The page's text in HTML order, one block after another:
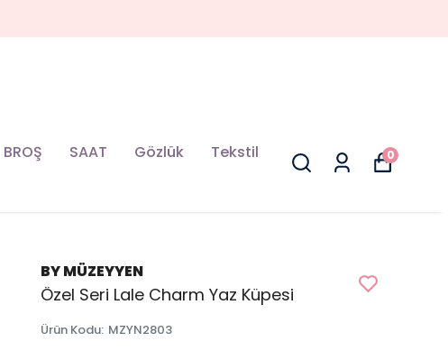
BROŞ SAAT Gözlük Tekstil 0
BY MÜZEYYEN
Özel Seri Lale Charm Yaz Küpesi
Ürün Kodu: MZYN2803